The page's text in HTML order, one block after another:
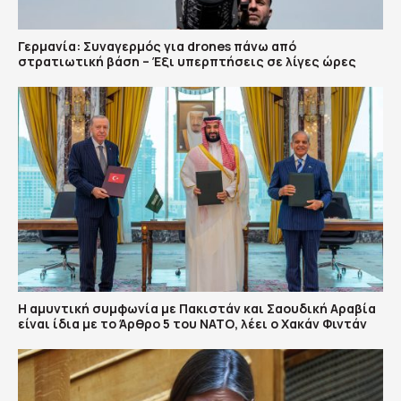
Γερμανία: Συναγερμός για drones πάνω από
στρατιωτική βάση – Έξι υπερπτήσεις σε λίγες ώρες
Η αμυντική συμφωνία με Πακιστάν και Σαουδική Αραβία
είναι ίδια με το Άρθρο 5 του ΝΑΤΟ, λέει ο Χακάν Φιντάν